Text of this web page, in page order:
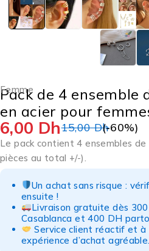
Femme
Pack de 4 ensemble
en acier pour
15,00Dh
6,00 Dh (-60%)
Le pack contient 4 ensembles
pièces au total +/-).
Un achat sans risque :
ensuite !
Livraison gratuite dès
Casablanca et 400 DH
Service client réactif et à
expérience d’achat agréable.